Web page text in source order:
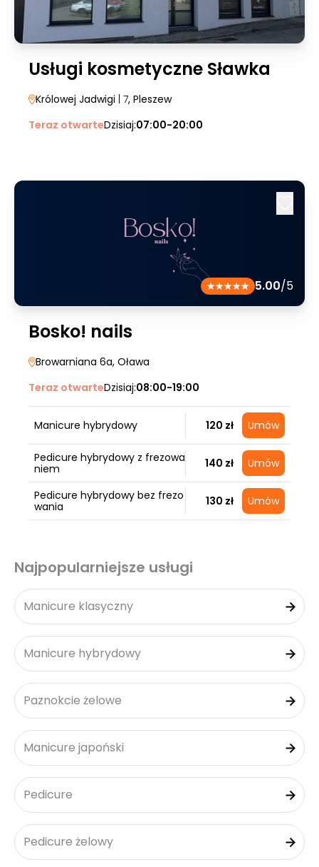
Usługi kosmetyczne Sławka
Królowej Jadwigi | 7, Pleszew
Teraz otwarteDzisiaj:07:00-20:00
5.00/5
Bosko! nails
Browarniana 6a, Oława
Teraz otwarteDzisiaj:08:00-19:00
Manicure hybrydowy 120 zł Umów
Pedicure hybrydowy z frezowa
niem
140 zł Umów
Pedicure hybrydowy bez frezo
wania
130 zł Umów
Najpopularniejsze usługi
Manicure klasyczny
Manicure hybrydowy
Paznokcie żelowe
Manicure japoński
Pedicure
Pedicure żelowy